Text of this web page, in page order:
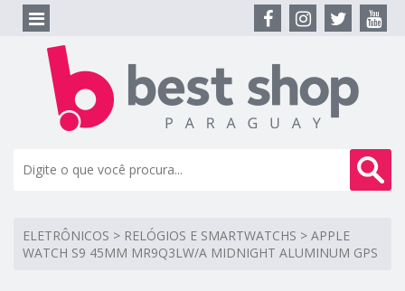
ELETRÔNICOS > RELÓGIOS E SMARTWATCHS > APPLE
WATCH S9 45MM MR9Q3LW/A MIDNIGHT ALUMINUM GPS